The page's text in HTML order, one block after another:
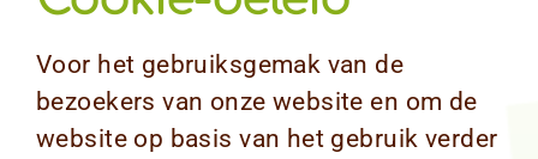
Voor het gebruiksgemak van de
bezoekers van onze website en om de
website op basis van het gebruik verder